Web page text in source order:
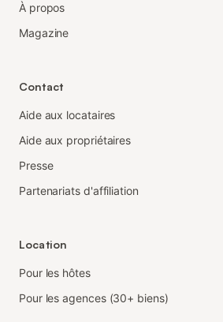
À propos
Magazine
Contact
Aide aux locataires
Aide aux propriétaires
Presse
Partenariats d'affiliation
Location
Pour les hôtes
Pour les agences (30+ biens)